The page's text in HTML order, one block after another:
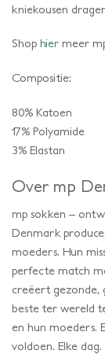
kniekousen
Shop hier meer
Compositie:
80% Katoen
17% Polyamide
3% Elastan
Over mp
mp sokken –
Denmark
moeders. Hun
perfecte match
creëert gezonde,
beste ter wereld
en hun moeders.
voldoen. Elke